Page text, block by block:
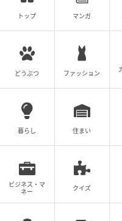
第1話から読
こちらの作品もおすすめ
アキラの場合
第1話から読
トップ マンガ
どうぶつ ファッション
暮らし 住まい
ビジネス・マ
ネー
クイズ